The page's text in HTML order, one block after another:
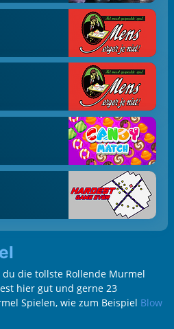
die tollste Rollende Murmel
hier gut und gerne 23
Spielen, wie zum Beispiel Blow